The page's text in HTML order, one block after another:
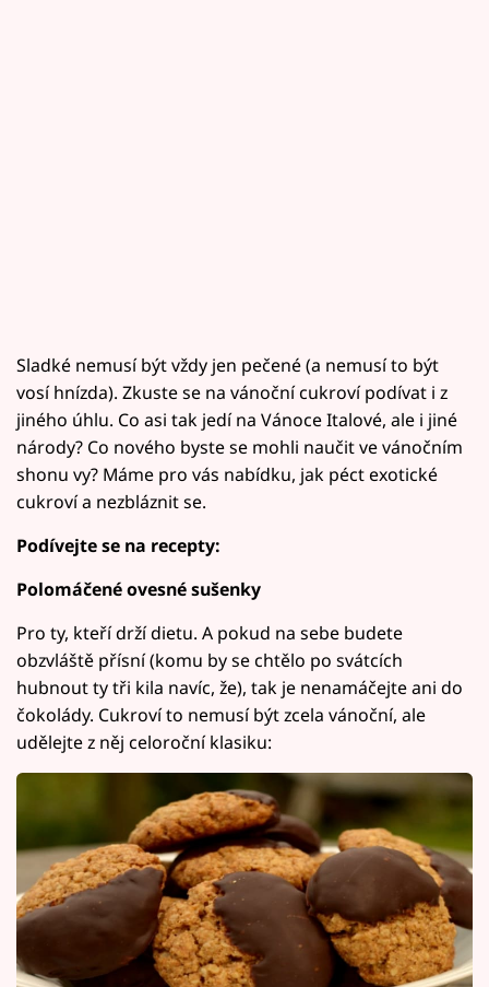
Sladké nemusí být vždy jen pečené (a nemusí to být
vosí hnízda). Zkuste se na vánoční cukroví podívat i z
jiného úhlu. Co asi tak jedí na Vánoce Italové, ale i jiné
národy? Co nového byste se mohli naučit ve vánočním
shonu vy? Máme pro vás nabídku, jak péct exotické
cukroví a nezbláznit se.
Podívejte se na recepty:
Polomáčené ovesné sušenky
Pro ty, kteří drží dietu. A pokud na sebe budete
obzvláště přísní (komu by se chtělo po svátcích
hubnout ty tři kila navíc, že), tak je nenamáčejte ani do
čokolády. Cukroví to nemusí být zcela vánoční, ale
udělejte z něj celoroční klasiku: